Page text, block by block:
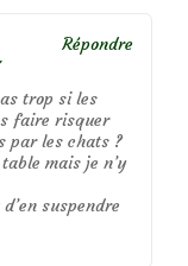
trop si les
faire risquer
par les chats ?
mais je n’y
suspendre
Répondre